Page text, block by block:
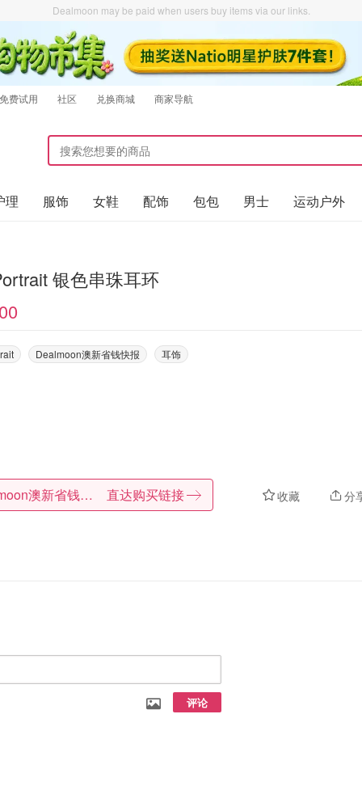
Dealmoon may be paid when users buy items via our links.
免费试用 社区 兑换商城 商家导航
理 服饰 女鞋 配饰 包包 男士 运动户外
银色串珠耳环
Dealmoon澳新省钱快报 耳饰
收藏 分
Dealmoon澳新省钱快报 直达购买链接
评论